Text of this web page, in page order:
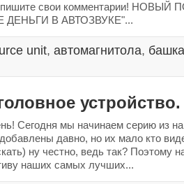
пишите свои комментарии!
ДЕНЬГИ В АВТОЗВУКЕ"...
unit, автомагнитола, башка
Сегодня мы начинаем серию из
давно, но их мало кто
ну честно, ведь так? Поэтому
наших самых лучших...